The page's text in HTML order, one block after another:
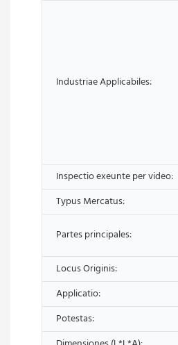
Industriae Applicabiles:
Inspectio exeunte per video:
Typus Mercatus:
Partes principales:
Locus Originis:
Applicatio:
Potestas: